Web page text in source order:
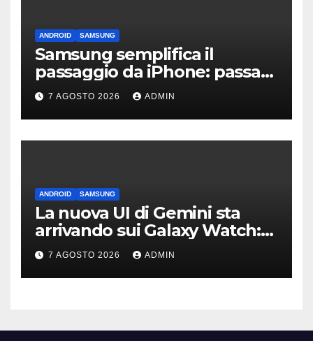
ANDROID SAMSUNG
Samsung semplifica il
passaggio da iPhone: passa
WhatsApp e c’è l’assistenza
7 AGOSTO 2026 ADMIN
ANDROID SAMSUNG
La nuova UI di Gemini sta
arrivando sui Galaxy Watch:
primi avvistamenti
7 AGOSTO 2026 ADMIN